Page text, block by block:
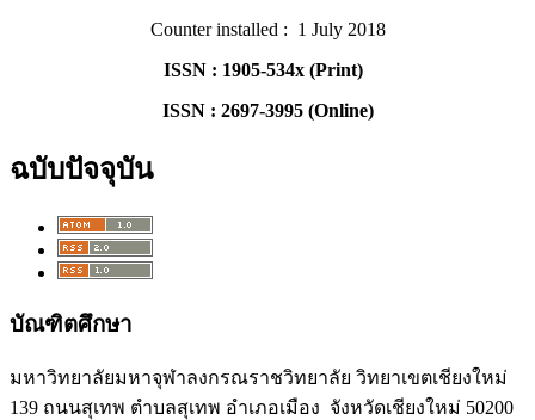
Counter installed : 1 July 2018
ISSN : 1905-534x (Print)
ISSN : 2697-3995 (Online)
ฉบับปัจจุบัน
บัณฑิตศึกษา
มหาวิทยาลัยมหาจุฬาลงกรณราชวิทยาลัย วิทยาเขตเชียงใหม่
139 ถนนสุเทพ ตำบลสุเทพ อำเภอเมือง จังหวัดเชียงใหม่ 50200